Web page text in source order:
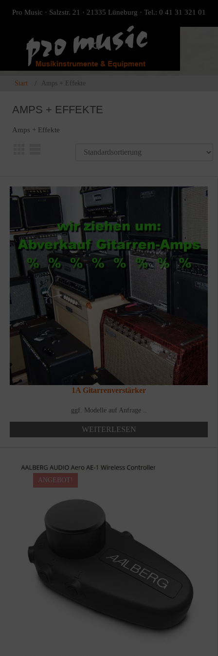
Pro Music · Salzstr. 21 · 21335 Lüneburg · Tel.: 0 41 31 321 01
Start Amps + Effekte
AMPS + EFFEKTE
Amps + Effekte
1A Gitarrenverstärker
ggf. Modelle auf Anfrage ..
WEITERLESEN
ANGEBOT!